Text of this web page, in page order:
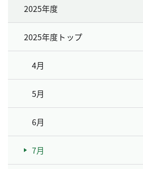
2025年度
2025年度トップ
4月
5月
6月
7月